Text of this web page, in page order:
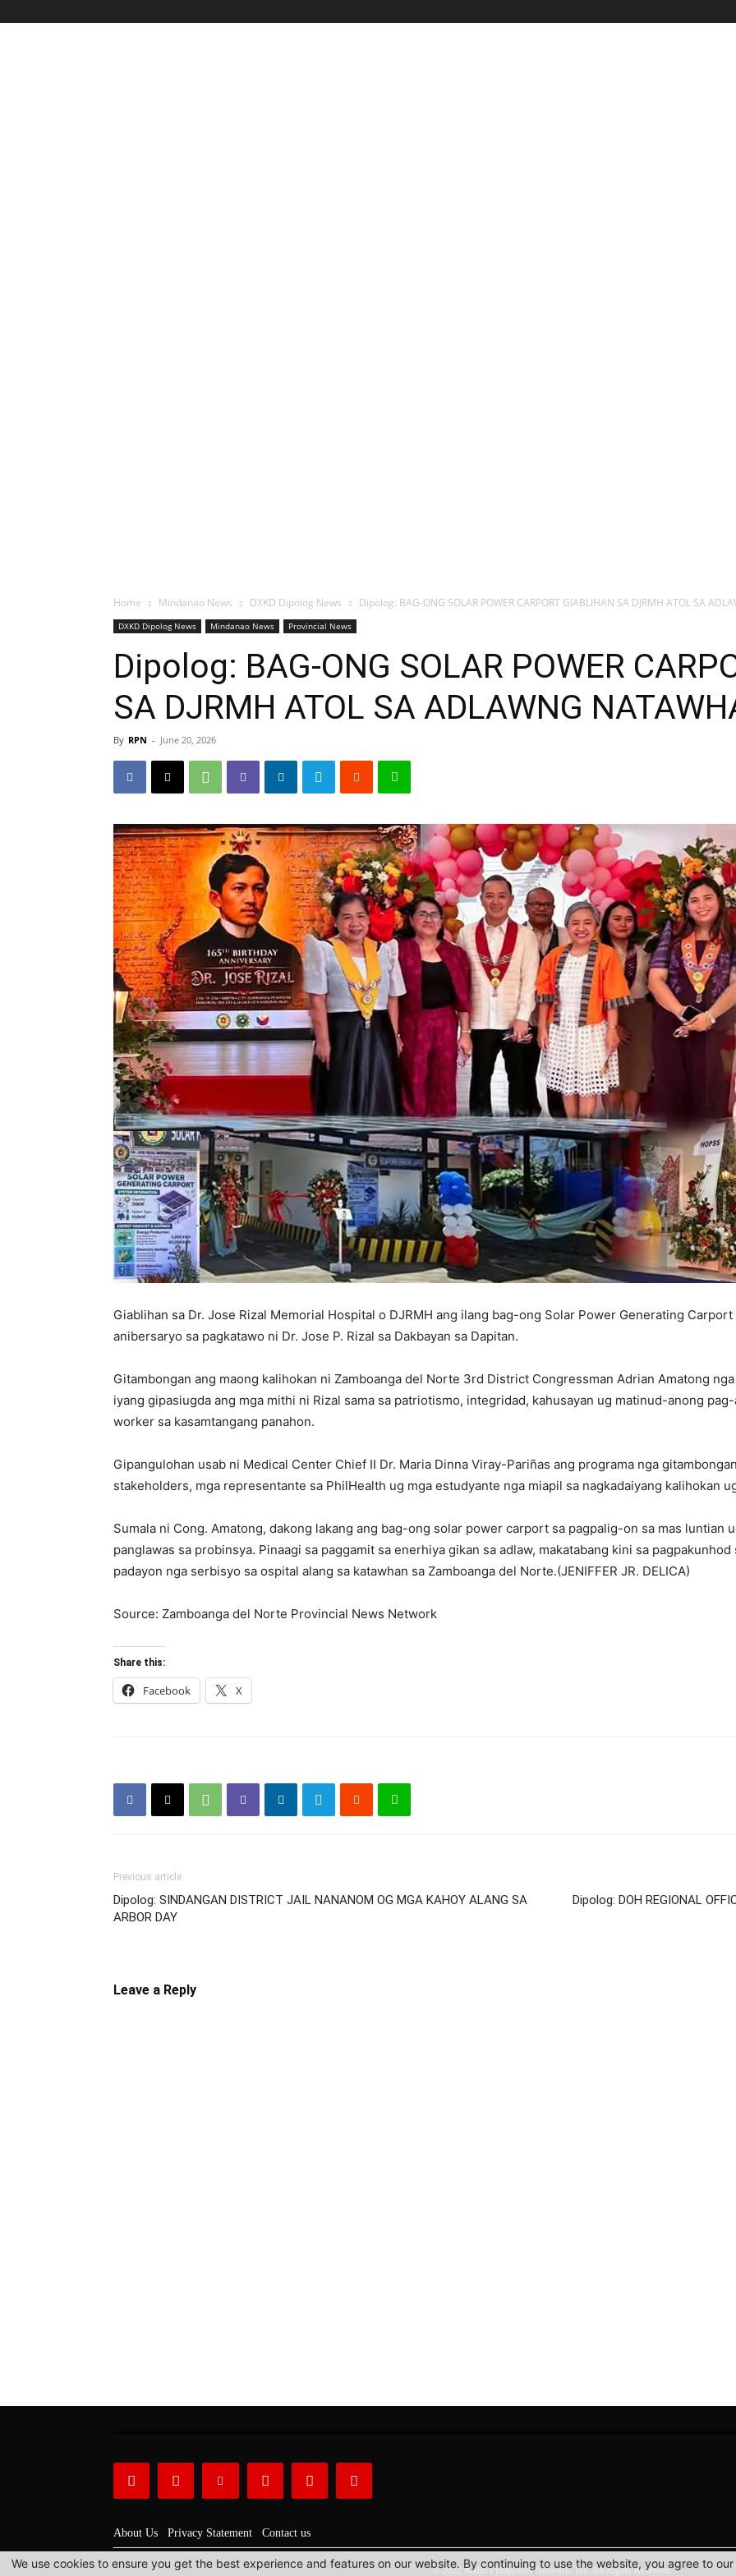
Home Mindanao News DXKD Dipolog News Dipolog: BAG-ONG SOLAR POWER CARPORT GIABLIHAN SA DJRMH ATOL SA
DXKD Dipolog News Mindanao News Provincial News
Dipolog: BAG-ONG SOLAR POWER
SA DJRMH ATOL SA ADLAWNG
By RPN - June 20, 2026
Giablihan sa Dr. Jose Rizal Memorial Hospital o DJRMH ang ilang bag-ong Solar Power Generating
anibersaryo sa pagkatawo ni Dr. Jose P. Rizal sa Dakbayan sa Dapitan.
Gitambongan ang maong kalihokan ni Zamboanga del Norte 3rd District Congressman Adrian Amatong
iyang gipasiugda ang mga mithi ni Rizal sama sa patriotismo, integridad, kahusayan ug matinud-anong
worker sa kasamtangang panahon.
Gipangulohan usab ni Medical Center Chief II Dr. Maria Dinna Viray-Pariñas ang programa nga
stakeholders, mga representante sa PhilHealth ug mga estudyante nga miapil sa nagkadaiyang kalihokan
Sumala ni Cong. Amatong, dakong lakang ang bag-ong solar power carport sa pagpalig-on sa mas luntian
panglawas sa probinsya. Pinaagi sa paggamit sa enerhiya gikan sa adlaw, makatabang kini sa
padayon nga serbisyo sa ospital alang sa katawhan sa Zamboanga del Norte.(JENIFFER JR. DELICA)
Source: Zamboanga del Norte Provincial News Network
Share this:
Facebook X
Previous article
Dipolog: SINDANGAN DISTRICT JAIL NANANOM OG MGA KAHOY ALANG SA
ARBOR DAY
Dipolog: DOH REGIONAL
Leave a Reply
About Us Privacy Statement Contact us
© 2022 Radio Philippines Network, Inc. All Rights Reserved.
We use cookies to ensure you get the best experience and features on our website. By continuing to use the website, you agree to